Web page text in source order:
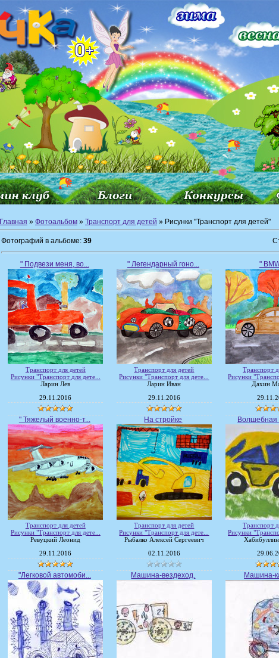
Главная » Фотоальбом » Транспорт для детей » Рисунки "Транспорт для детей"
Фотографий в альбоме: 39
" Подвези меня, во...
Транспорт для детей
Рисунки "Транспорт для дете...
Ларин Лев
29.11.2016
" Легендарный гоно...
Транспорт для детей
Рисунки "Транспорт для дете...
Ларин Иван
29.11.2016
"
Транспорт
Рисунки
Дахин
" Тяжелый военно-т...
Транспорт для детей
Рисунки "Транспорт для дете...
Ревуцкий Леонид
29.11.2016
На стройке
Транспорт для детей
Рисунки "Транспорт для дете...
Рыбалко Алексей Сергеевич
02.11.2016
Транспорт
Рисунки
"Легковой автомоби... Машина-вездеход. Машина-